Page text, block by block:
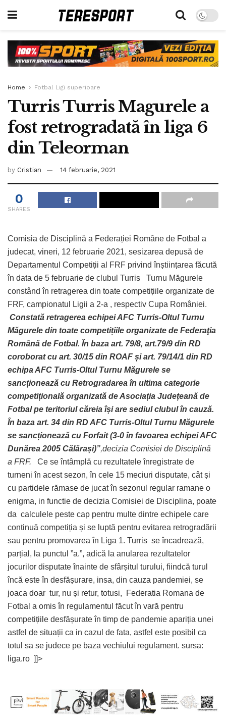
Home Fotbal Ligi superioare
Turris Turris Magurele a
fost retrogradată în liga 6
din Teleorman
by Cristian 14 februarie, 2021
0
SHARES
Comisia de Disciplină a Federației Române de Fotbal a
judecat, vineri, 12 februarie 2021, sesizarea depusă de
Departamentul Competiții al FRF privind înștiințarea făcută
în data de 5 februarie de clubul Turris Turnu Măgurele
constând în retragerea din toate competițiile organizate de
FRF, campionatul Ligii a 2-a , respectiv Cupa României.
Constată retragerea echipei AFC Turris-Oltul Turnu
Măgurele din toate competițiile organizate de Federaţia
Română de Fotbal. În baza art. 79/8, art.79/9 din RD
coroborat cu art. 30/15 din ROAF și art. 79/14/1 din RD
echipa AFC Turris-Oltul Turnu Măgurele se
sancționează cu Retrogradarea în ultima categorie
competițională organizată de Asociația Județeană de
Fotbal pe teritoriul căreia își are sediul clubul în cauză.
În baza art. 34 din RD AFC Turris-Oltul Turnu Măgurele
se sancționează cu Forfait (3-0 în favoarea echipei AFC
Dunărea 2005 Călărași)”,decizia Comisiei de Disciplină
a FRF. Ce se întâmplă cu rezultatele înregistrate de
turneni în acest sezon, în cele 15 meciuri disputate, cât și
cu partidele rămase de jucat în sezonul regular ramane o
enigma, in functie de decizia Comisiei de Disciplina, poate
da calculele peste cap pentru multe dintre echipele care
continuă competiția și se luptă pentru evitarea retrogradării
sau pentru promovarea în Liga 1. Turris se încadrează,
parțial, la punctul ”a.”, adică la anularea rezultatelor
jocurilor disputate înainte de sfârșitul turului, fiindcă turul
încă este în desfășurare, insa, din cauza pandemiei, se
joaca doar tur, nu și retur, totusi, Federatia Romana de
Fotbal a omis în regulamentul făcut în vară pentru
competițiile desfășurate în timp de pandemie apariția unei
astfel de situații ca in cazul de fata, astfel este posibil ca
totul sa se judece pe baza vechiului regulament. sursa:
liga.ro ]]>